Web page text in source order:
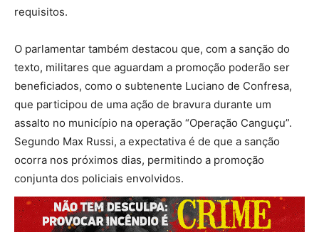
requisitos.
O parlamentar também destacou que, com a sanção do
texto, militares que aguardam a promoção poderão ser
beneficiados, como o subtenente Luciano de Confresa,
que participou de uma ação de bravura durante um
assalto no município na operação “Operação Canguçu”.
Segundo Max Russi, a expectativa é de que a sanção
ocorra nos próximos dias, permitindo a promoção
conjunta dos policiais envolvidos.